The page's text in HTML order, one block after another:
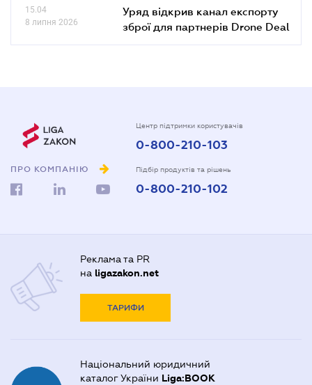
15.04
8 липня 2026
Уряд відкрив канал експорту
зброї для партнерів Drone Deal
ПРО КОМПАНІЮ
Центр підтримки користувачів
0-800-210-103
Підбір продуктів та рішень
0-800-210-102
Реклама та PR
на ligazakon.net
ТАРИФИ
Національний юридичний
каталог України Liga:BOOK